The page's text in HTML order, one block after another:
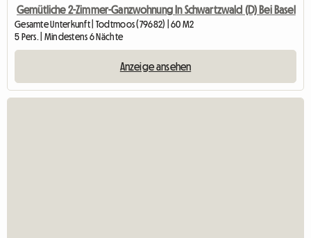
Gemütliche 2-Zimmer-Ganzwohnung In Schwartzwald (D) Bei Basel
Gesamte Unterkunft | Todtmoos (79682) | 60 M2
5 Pers. | Mindestens 6 Nächte
Anzeige ansehen